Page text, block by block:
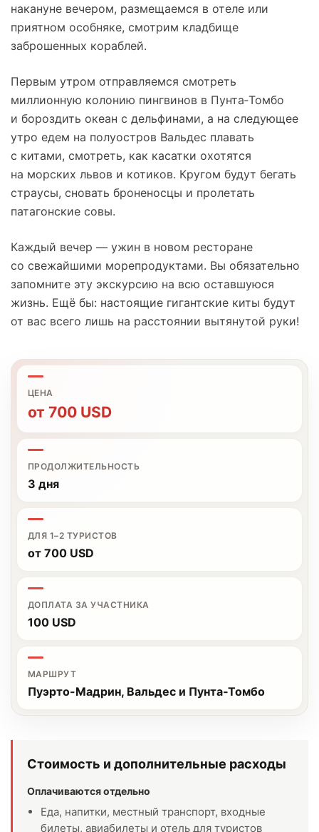
накануне вечером, размещаемся в отеле или
приятном особняке, смотрим кладбище
заброшенных кораблей.
Первым утром отправляемся смотреть
миллионную колонию пингвинов в Пунта‑Томбо
и бороздить океан с дельфинами, а на следующее
утро едем на полуостров Вальдес плавать
с китами, смотреть, как касатки охотятся
на морских львов и котиков. Кругом будут бегать
страусы, сновать броненосцы и пролетать
патагонские совы.
Каждый вечер — ужин в новом ресторане
со свежайшими морепродуктами. Вы обязательно
запомните эту экскурсию на всю оставшуюся
жизнь. Ещё бы: настоящие гигантские киты будут
от вас всего лишь на расстоянии вытянутой руки!
ЦЕНА
от 700 USD
ПРОДОЛЖИТЕЛЬНОСТЬ
3 дня
ДЛЯ 1–2 ТУРИСТОВ
от 700 USD
ДОПЛАТА ЗА УЧАСТНИКА
100 USD
МАРШРУТ
Пуэрто-Мадрин, Вальдес и Пунта‑Томбо
Стоимость и дополнительные расходы
Оплачиваются отдельно
Еда, напитки, местный транспорт, входные
билеты, авиабилеты и отель для туристов